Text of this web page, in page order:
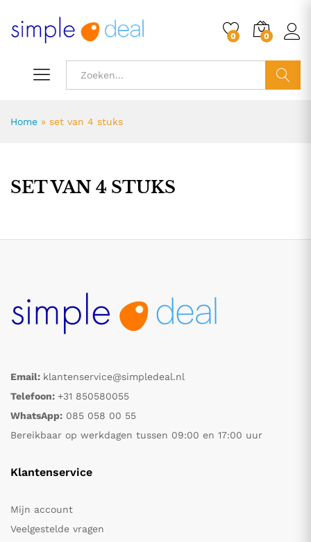
0 0
Home » set van 4 stuks
SET VAN 4 STUKS
Email: klantenservice@simpledeal.nl
Telefoon: +31 850580055
WhatsApp: 085 058 00 55
Bereikbaar op werkdagen tussen 09:00 en 17:00 uur
Klantenservice
Mijn account
Veelgestelde vragen